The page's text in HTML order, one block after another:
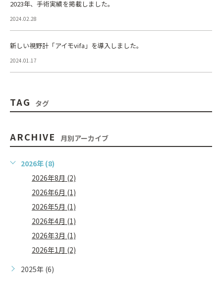
2023年、手術実績を掲載しました。
2024.02.28
新しい視野計「アイモvifa」を導入しました。
2024.01.17
TAG タグ
ARCHIVE 月別アーカイブ
2026年 (8)
2026年8月 (2)
2026年6月 (1)
2026年5月 (1)
2026年4月 (1)
2026年3月 (1)
2026年1月 (2)
2025年 (6)